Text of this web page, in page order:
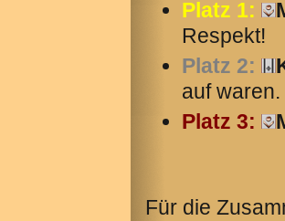
Platz 1:
Respekt!
Platz 2:
auf
Platz 3:
Für die